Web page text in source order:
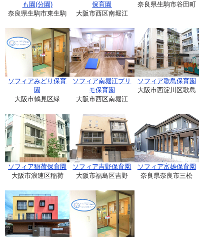
も園(分園)
奈良県生駒市東生駒
保育園
大阪市西区南堀江
奈良県生駒市谷田町
ソフィアみどり保育
園
大阪市鶴見区緑
ソフィア南堀江プリ
モ保育園
大阪市西区南堀江
ソフィア歌島保育園
大阪市西淀川区歌島
ソフィア稲荷保育園
大阪市浪速区稲荷
ソフィア吉野保育園
大阪市福島区吉野
ソフィア富雄保育園
奈良県奈良市三松